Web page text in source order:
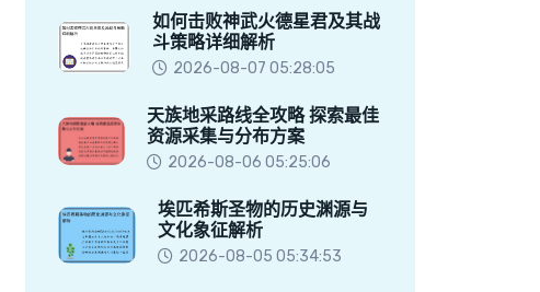
如何击败神武火德星君及其战
斗策略详细解析
2026-08-07 05:28:05
天族地采路线全攻略 探索最佳
资源采集与分布方案
2026-08-06 05:25:06
埃匹希斯圣物的历史渊源与
文化象征解析
2026-08-05 05:34:53